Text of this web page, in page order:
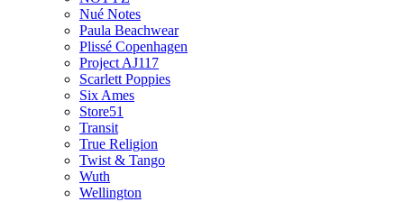
Nué Notes
Paula Beachwear
Plissé Copenhagen
Project AJ117
Scarlett Poppies
Six Ames
Store51
Transit
True Religion
Twist & Tango
Wuth
Wellington